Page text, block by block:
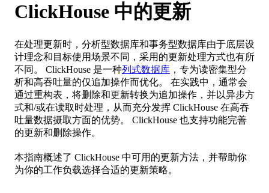
ClickHouse 中的更新
在处理更新时，分析型数据库和事务型数据库由于底层设
计理念和目标使用场景不同，采用的更新处理方式也有所
不同。 ClickHouse 是一种列式数据库 ，专为读密集型分
析和高吞吐量的仅追加操作而优化。 在实践中，通常会
通过重构表，将删除和更新转换为追加操作，并以异步方
式和/或在读取时处理，从而充分发挥 ClickHouse 在高吞
吐量数据摄取方面的优势。 ClickHouse 也支持功能完善
的更新和删除操作。
本指南概述了 ClickHouse 中可用的更新方法，并帮助你
为你的工作负载选择合适的更新策略。